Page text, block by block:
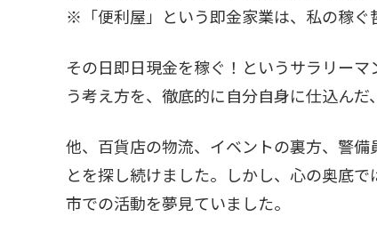
※「便利屋」という即金家業は、私の稼ぐ
その日即日現金を稼ぐ！というサラリー
う考え方を、徹底的に自分自身に仕込んだ
他、百貨店の物流、イベントの裏方、警
とを探し続けました。しかし、心の奥底
市での活動を夢見ていました。